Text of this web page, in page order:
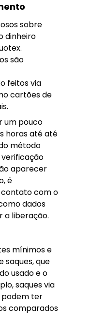
sobre
dinheiro
são
feitos via
cartões de
um pouco
horas até até
método
aparecer
é
com o
dados
a liberação.
mínimos e
saques, que
usado e o
saques via
ter
comparados